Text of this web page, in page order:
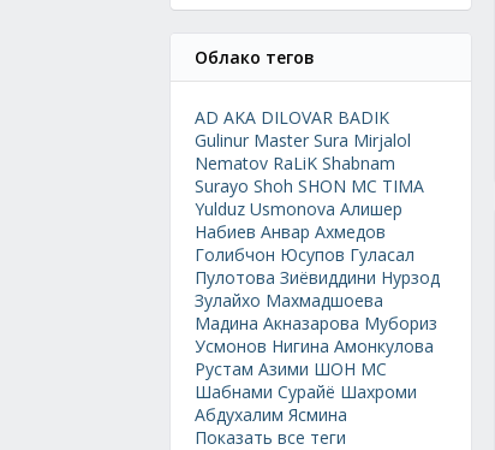
Облако тегов
AD AKA DILOVAR BADIK
Gulinur Master Sura Mirjalol
Nematov RaLiK Shabnam
Surayo Shoh SHON MC TIMA
Yulduz Usmonova Алишер
Набиев Анвар Ахмедов
Голибчон Юсупов Гуласал
Пулотова Зиёвиддини Нурзод
Зулайхо Махмадшоева
Мадина Акназарова Мубориз
Усмонов Нигина Амонкулова
Рустам Азими ШОН МС
Шабнами Сурайё Шахроми
Абдухалим Ясмина
Показать все теги